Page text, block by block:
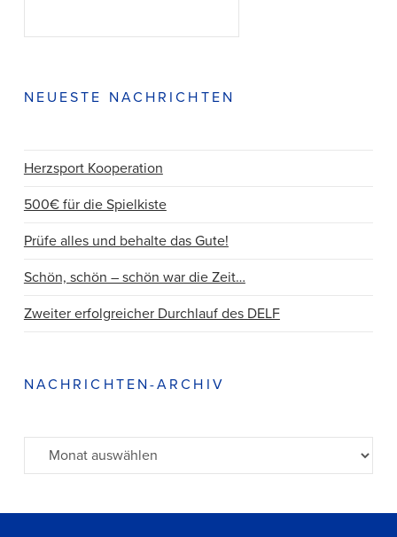
NEUESTE NACHRICHTEN
Herzsport Kooperation
500€ für die Spielkiste
Prüfe alles und behalte das Gute!
Schön, schön – schön war die Zeit…
Zweiter erfolgreicher Durchlauf des DELF
NACHRICHTEN-ARCHIV
Archiv